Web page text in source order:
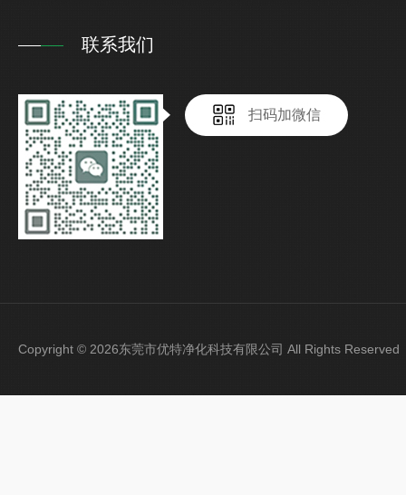
联系我们
扫码加微信
Copyright © 2026东莞市优特净化科技有限公司 All Rights